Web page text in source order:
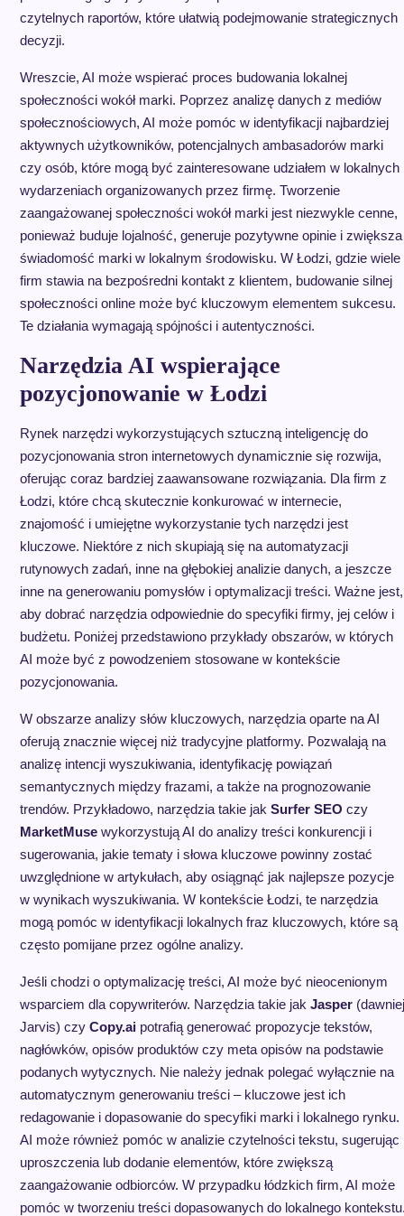
czytelnych raportów, które ułatwią podejmowanie strategicznych
decyzji.
Wreszcie, AI może wspierać proces budowania lokalnej
społeczności wokół marki. Poprzez analizę danych z mediów
społecznościowych, AI może pomóc w identyfikacji najbardziej
aktywnych użytkowników, potencjalnych ambasadorów marki
czy osób, które mogą być zainteresowane udziałem w lokalnych
wydarzeniach organizowanych przez firmę. Tworzenie
zaangażowanej społeczności wokół marki jest niezwykle cenne,
ponieważ buduje lojalność, generuje pozytywne opinie i zwiększa
świadomość marki w lokalnym środowisku. W Łodzi, gdzie wiele
firm stawia na bezpośredni kontakt z klientem, budowanie silnej
społeczności online może być kluczowym elementem sukcesu.
Te działania wymagają spójności i autentyczności.
Narzędzia AI wspierające
pozycjonowanie w Łodzi
Rynek narzędzi wykorzystujących sztuczną inteligencję do
pozycjonowania stron internetowych dynamicznie się rozwija,
oferując coraz bardziej zaawansowane rozwiązania. Dla firm z
Łodzi, które chcą skutecznie konkurować w internecie,
znajomość i umiejętne wykorzystanie tych narzędzi jest
kluczowe. Niektóre z nich skupiają się na automatyzacji
rutynowych zadań, inne na głębokiej analizie danych, a jeszcze
inne na generowaniu pomysłów i optymalizacji treści. Ważne jest,
aby dobrać narzędzia odpowiednie do specyfiki firmy, jej celów i
budżetu. Poniżej przedstawiono przykłady obszarów, w których
AI może być z powodzeniem stosowane w kontekście
pozycjonowania.
W obszarze analizy słów kluczowych, narzędzia oparte na AI
oferują znacznie więcej niż tradycyjne platformy. Pozwalają na
analizę intencji wyszukiwania, identyfikację powiązań
semantycznych między frazami, a także na prognozowanie
trendów. Przykładowo, narzędzia takie jak Surfer SEO czy
MarketMusewykorzystują AI do analizy treści konkurencji i
sugerowania, jakie tematy i słowa kluczowe powinny zostać
uwzględnione w artykułach, aby osiągnąć jak najlepsze pozycje
w wynikach wyszukiwania. W kontekście Łodzi, te narzędzia
mogą pomóc w identyfikacji lokalnych fraz kluczowych, które są
często pomijane przez ogólne analizy.
Jeśli chodzi o optymalizację treści, AI może być nieocenionym
wsparciem dla copywriterów. Narzędzia takie jak Jasper(dawniej
Jarvis) czy Copy.aipotrafią generować propozycje tekstów,
nagłówków, opisów produktów czy meta opisów na podstawie
podanych wytycznych. Nie należy jednak polegać wyłącznie na
automatycznym generowaniu treści – kluczowe jest ich
redagowanie i dopasowanie do specyfiki marki i lokalnego rynku.
AI może również pomóc w analizie czytelności tekstu, sugerując
uproszczenia lub dodanie elementów, które zwiększą
zaangażowanie odbiorców. W przypadku łódzkich firm, AI może
pomóc w tworzeniu treści dopasowanych do lokalnego